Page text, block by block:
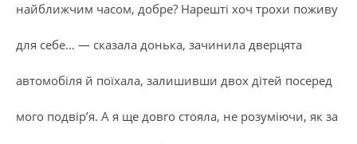
найближчим часом, добре? Нарешті хоч трохи поживу
для себе… — сказала донька, зачинила дверцята
автомобіля й поїхала, залишивши двох дітей посеред
мого подвір’я. А я ще довго стояла, не розуміючи, як за